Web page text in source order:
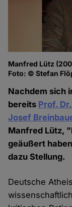
Manfred Lütz
Foto: © Stefan
Nachdem sich
bereits Prof.
Josef
Manfred Lütz,
geäußert
dazu Stellung.
Deutsche